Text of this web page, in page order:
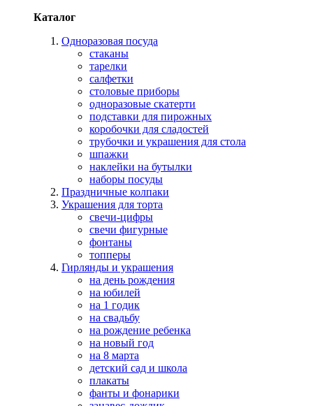
Каталог
Одноразовая посуда
стаканы
тарелки
салфетки
столовые приборы
одноразовые скатерти
подставки для пирожных
коробочки для сладостей
трубочки и украшения для стола
шпажки
наклейки на бутылки
наборы посуды
Праздничные колпаки
Украшения для торта
свечи-цифры
свечи фигурные
фонтаны
топперы
Гирлянды и украшения
на день рождения
на юбилей
на 1 годик
на свадьбу
на рождение ребенка
на новый год
на 8 марта
детский сад и школа
плакаты
фанты и фонарики